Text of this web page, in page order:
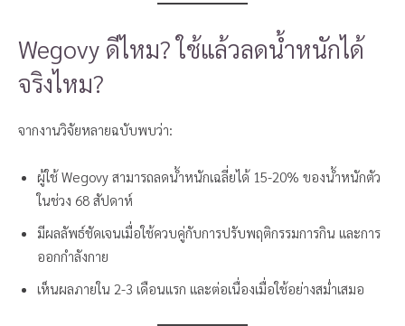
Wegovy ดีไหม? ใช้แล้วลดน้ำหนักได้
จริงไหม?
จากงานวิจัยหลายฉบับพบว่า:
ผู้ใช้ Wegovy สามารถลดน้ำหนักเฉลี่ยได้ 15-20% ของน้ำหนักตัว
ในช่วง 68 สัปดาห์
มีผลลัพธ์ชัดเจนเมื่อใช้ควบคู่กับการปรับพฤติกรรมการกิน และการ
ออกกำลังกาย
เห็นผลภายใน 2-3 เดือนแรก และต่อเนื่องเมื่อใช้อย่างสม่ำเสมอ